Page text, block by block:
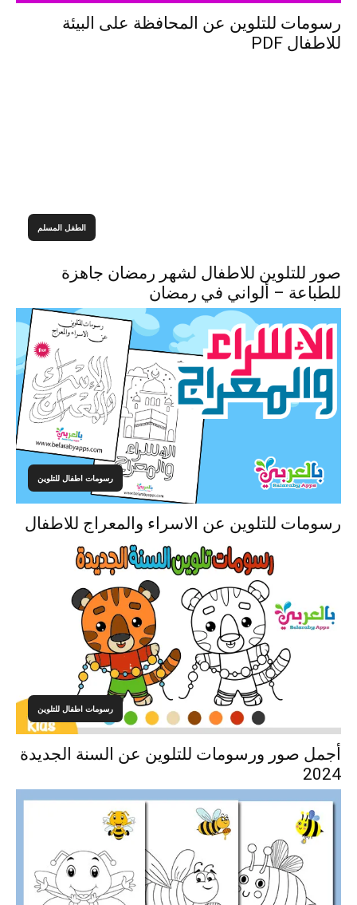
رسومات للتلوين عن المحافظة على البيئة
للاطفال PDF
الطفل المسلم
صور للتلوين للاطفال لشهر رمضان جاهزة
للطباعة – ألواني في رمضان
رسومات اطفال للتلوين
رسومات للتلوين عن الاسراء والمعراج للاطفال
رسومات اطفال للتلوين
أجمل صور ورسومات للتلوين عن السنة الجديدة
2024